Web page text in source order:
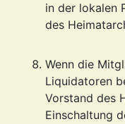
in der lokalen
des
Wenn die
Liquidatoren
Vorstand des
Einschaltung